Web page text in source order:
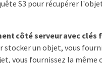
S3 pour récupérer
côté serveur avec clés
stocker un objet, vous
vous fournissez la même